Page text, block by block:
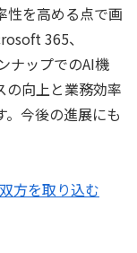
性を高める点で画
365、
ナップでのAI機
の向上と業務効率
今後の進展にも
方を取り込む